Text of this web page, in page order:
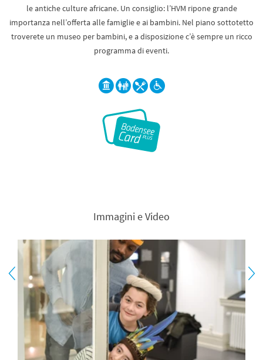
le antiche culture africane. Un consiglio: l’HVM ripone grande
importanza nell’offerta alle famiglie e ai bambini. Nel piano sottotetto
troverete un museo per bambini, e a disposizione c’è sempre un ricco
programma di eventi.
Immagini e Video